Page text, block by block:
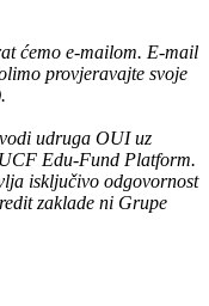
ćemo e-mailom. E-mail
provjeravajte svoje
udruga OUI uz
Edu-Fund Platform.
isključivo odgovornost
zaklade ni Grupe